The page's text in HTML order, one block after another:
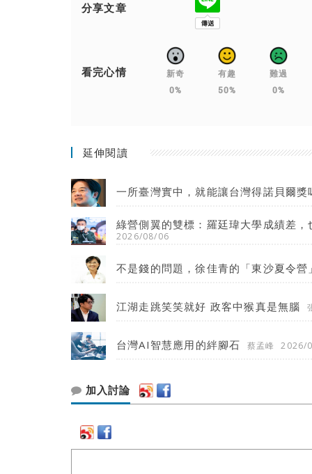
分享文章
看完心情
新奇
0%
有趣
50%
難過
0%
延伸閱讀
一所臺灣實中，就能讓台灣得諾貝爾獎
綠營側翼的雙標：羅廷瑋大學成績差
2026/08/06
不是錢的問題，徐佳青的「東沙夏令
江湖走跳笑笑就好 政客中猴真是無腦
台灣AI智慧應用的絆腳石 蔡孟峰 2026/
加入討論